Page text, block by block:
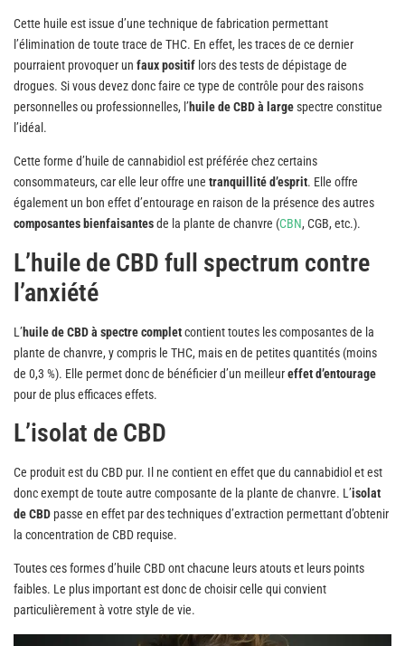
Cette huile est issue d’une technique de fabrication permettant
l’élimination de toute trace de THC. En effet, les traces de ce dernier
pourraient provoquer un faux positif lors des tests de dépistage de
drogues. Si vous devez donc faire ce type de contrôle pour des raisons
personnelles ou professionnelles, l’huile de CBD à largespectre constitue
l’idéal.
Cette forme d’huile de cannabidiol est préférée chez certains
consommateurs, car elle leur offre une tranquillité d’esprit. Elle offre
également un bon effet d’entourage en raison de la présence des autres
composantes bienfaisantesde la plante de chanvre (CBN, CGB, etc.).
L’huile de CBD full spectrum contre
l’anxiété
L’huile de CBD à spectre completcontient toutes les composantes de la
plante de chanvre, y compris le THC, mais en de petites quantités (moins
de 0,3 %). Elle permet donc de bénéficier d’un meilleureffet d’entourage
pour de plus efficaces effets.
L’isolat de CBD
Ce produit est du CBD pur. Il ne contient en effet que du cannabidiol et est
donc exempt de toute autre composante de la plante de chanvre. L’isolat
de CBD passe en effet par des techniques d’extraction permettant d’obtenir
la concentration de CBD requise.
Toutes ces formes d’huile CBD ont chacune leurs atouts et leurs points
faibles. Le plus important est donc de choisir celle qui convient
particulièrement à votre style de vie.